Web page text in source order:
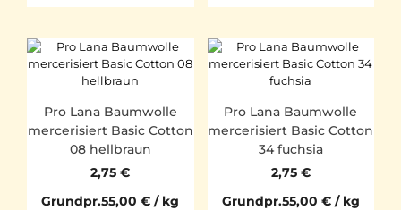
Pro Lana Baumwolle
mercerisiert Basic Cotton
08 hellbraun
2,75€
Grundpr.55,00€ / kg
Pro Lana Baumwolle
mercerisiert Basic Cotton
34 fuchsia
2,75 €
Grundpr.55,00 €/ kg